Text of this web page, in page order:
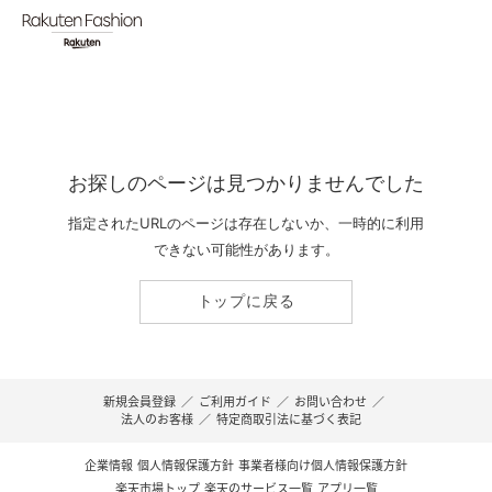
お探しのページは見つかりませんでした
指定されたURLのページは存在しないか、一時的に利用
できない可能性があります。
トップに戻る
新規会員登録 ／ ご利用ガイド ／ お問い合わせ ／
法人のお客様 ／ 特定商取引法に基づく表記
企業情報 個人情報保護方針 事業者様向け個人情報保護方針
楽天市場トップ 楽天のサービス一覧 アプリ一覧